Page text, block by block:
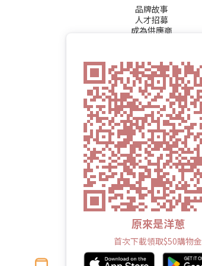
品牌故事
人才招募
成為供應商
原來是洋蔥
首次下載領取$50購物金